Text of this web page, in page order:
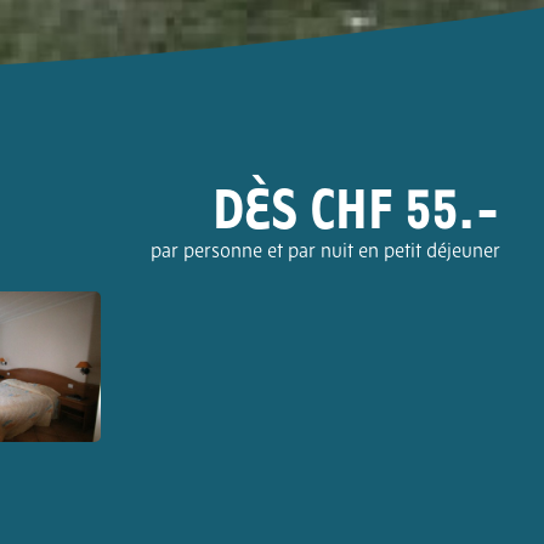
DÈS CHF 55.-
par personne et par nuit en petit déjeuner